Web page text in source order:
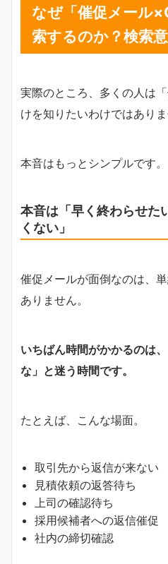
なぜ「催促メール
索するのか？検索
実際のところ、多くの人は
けを知りたいわけではありま
本音はもっとシンプルです。
本音は「早く終わらせた
くない」
催促メールが面倒なのは、
ありません。
いちばん時間がかかるのは
な」と迷う時間です。
たとえば、こんな場面。
取引先から返信が来ない
見積依頼の返答待ち
上司の確認待ち
採用候補者への返信催促
社内の締切確認